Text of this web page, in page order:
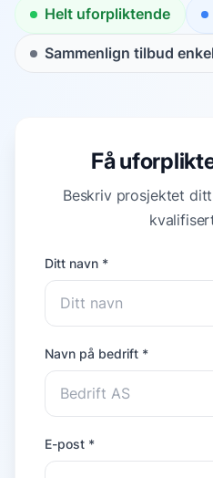
Helt uforpliktende
Sammenlign tilbud
Få
Beskriv prosjektet
Ditt navn *
Navn på bedrift *
E-post *